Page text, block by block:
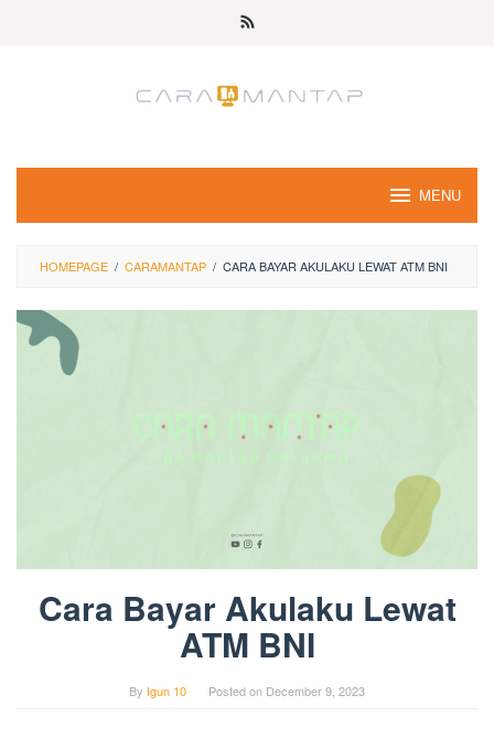
MENU
HOMEPAGE / CARAMANTAP / CARA BAYAR AKULAKU LEWAT ATM BNI
Cara Bayar Akulaku Lewat
ATM BNI
By Igun 10 Posted on December 9, 2023